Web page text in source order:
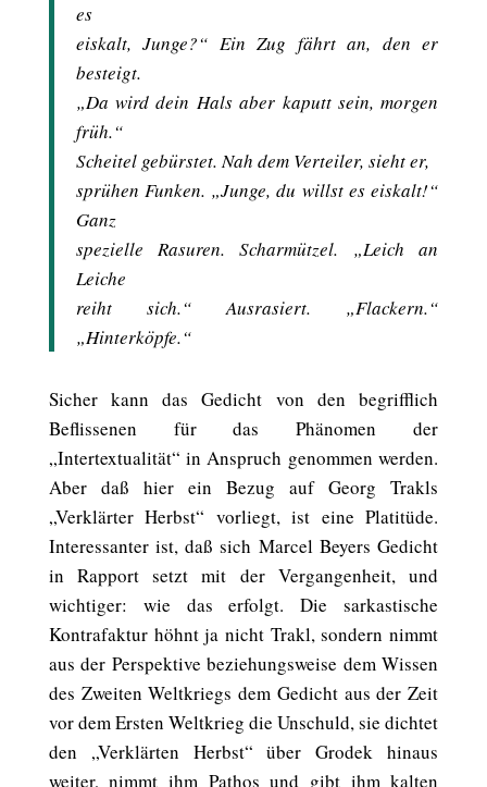
es
eiskalt, Junge?“ Ein Zug fährt an, den er
besteigt.
„Da wird dein Hals aber kaputt sein, morgen
früh.“
Scheitel gebürstet. Nah dem Verteiler, sieht er,
sprühen Funken. „Junge, du willst es eiskalt!“
Ganz
spezielle Rasuren. Scharmützel. „Leich an
Leiche
reiht sich.“ Ausrasiert. „Flackern.“
„Hinterköpfe.“
Sicher kann das Gedicht von den begrifflich
Beflissenen für das Phänomen der
„Intertextualität“ in Anspruch genommen werden.
Aber daß hier ein Bezug auf Georg Trakls
„Verklärter Herbst“ vorliegt, ist eine Platitüde.
Interessanter ist, daß sich Marcel Beyers Gedicht
in Rapport setzt mit der Vergangenheit, und
wichtiger: wie das erfolgt. Die sarkastische
Kontrafaktur höhnt ja nicht Trakl, sondern nimmt
aus der Perspektive beziehungsweise dem Wissen
des Zweiten Weltkriegs dem Gedicht aus der Zeit
vor dem Ersten Weltkrieg die Unschuld, sie dichtet
den „Verklärten Herbst“ über Grodek hinaus
weiter, nimmt ihm Pathos und gibt ihm kalten